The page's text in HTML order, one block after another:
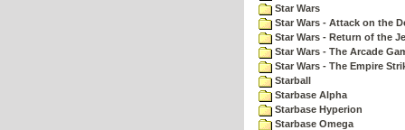
Star Wars
Star Wars - Attack on the
Star Wars - Return of the
Star Wars - The Arcade
Star Wars - The Empire
Starball
Starbase Alpha
Starbase Hyperion
Starbase Omega